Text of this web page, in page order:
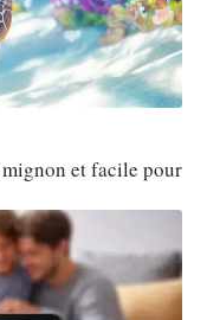
et facile pour